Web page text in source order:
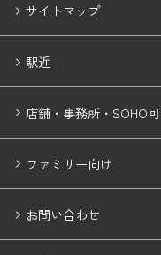
サイトマップ
駅近
店舗・事務所・SOHO可
ファミリー向け
お問い合わせ